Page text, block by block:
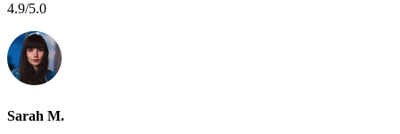
4.9/5.0
Sarah M.